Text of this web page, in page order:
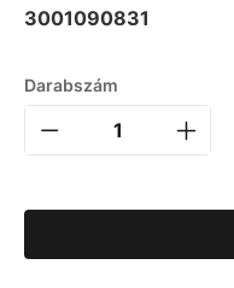
3001090831
Darabszám